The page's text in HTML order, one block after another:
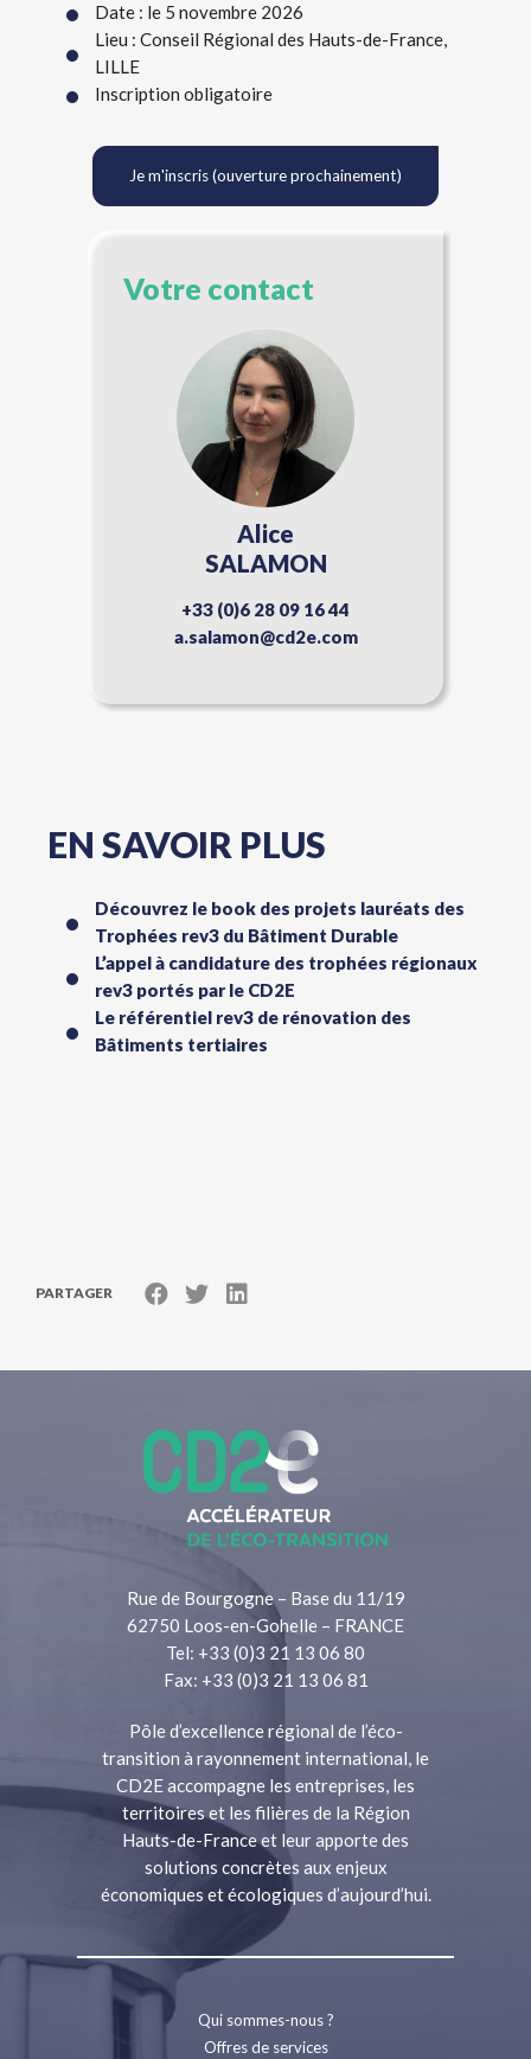
Date : le 5 novembre 2026
Lieu : Conseil Régional des Hauts-de-France,
LILLE
Inscription obligatoire
Je m'inscris (ouverture prochainement)
Votre contact
Alice
SALAMON
+33 (0)6 28 09 16 44
a.salamon@cd2e.com
EN SAVOIR PLUS
Découvrez le book des projets lauréats des
Trophées rev3 du Bâtiment Durable
L’appel à candidature des trophées régionaux
rev3 portés par le CD2E
Le référentiel rev3 de rénovation des
Bâtiments tertiaires
PARTAGER
Rue de Bourgogne – Base du 11/19
62750 Loos-en-Gohelle – FRANCE
Tel: +33 (0)3 21 13 06 80
Fax: +33 (0)3 21 13 06 81
Pôle d’excellence régional de l’éco-
transition à rayonnement international, le
CD2E accompagne les entreprises, les
territoires et les filières de la Région
Hauts-de-France et leur apporte des
solutions concrètes aux enjeux
économiques et écologiques d’aujourd’hui.
Qui sommes-nous ?
Offres de services